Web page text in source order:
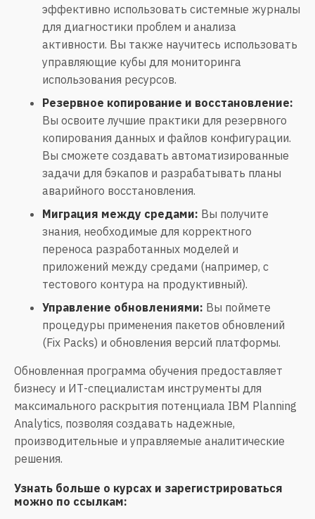
эффективно использовать системные журналы
для диагностики проблем и анализа
активности. Вы также научитесь использовать
управляющие кубы для мониторинга
использования ресурсов.
Резервное копирование и восстановление:
Вы освоите лучшие практики для резервного
копирования данных и файлов конфигурации.
Вы сможете создавать автоматизированные
задачи для бэкапов и разрабатывать планы
аварийного восстановления.
Миграция между средами: Вы получите
знания, необходимые для корректного
переноса разработанных моделей и
приложений между средами (например, с
тестового контура на продуктивный).
Управление обновлениями: Вы поймете
процедуры применения пакетов обновлений
(Fix Packs) и обновления версий платформы.
Обновленная программа обучения предоставляет
бизнесу и ИТ-специалистам инструменты для
максимального раскрытия потенциала IBM Planning
Analytics, позволяя создавать надежные,
производительные и управляемые аналитические
решения.
Узнать больше о курсах и зарегистрироваться
можно по ссылкам: